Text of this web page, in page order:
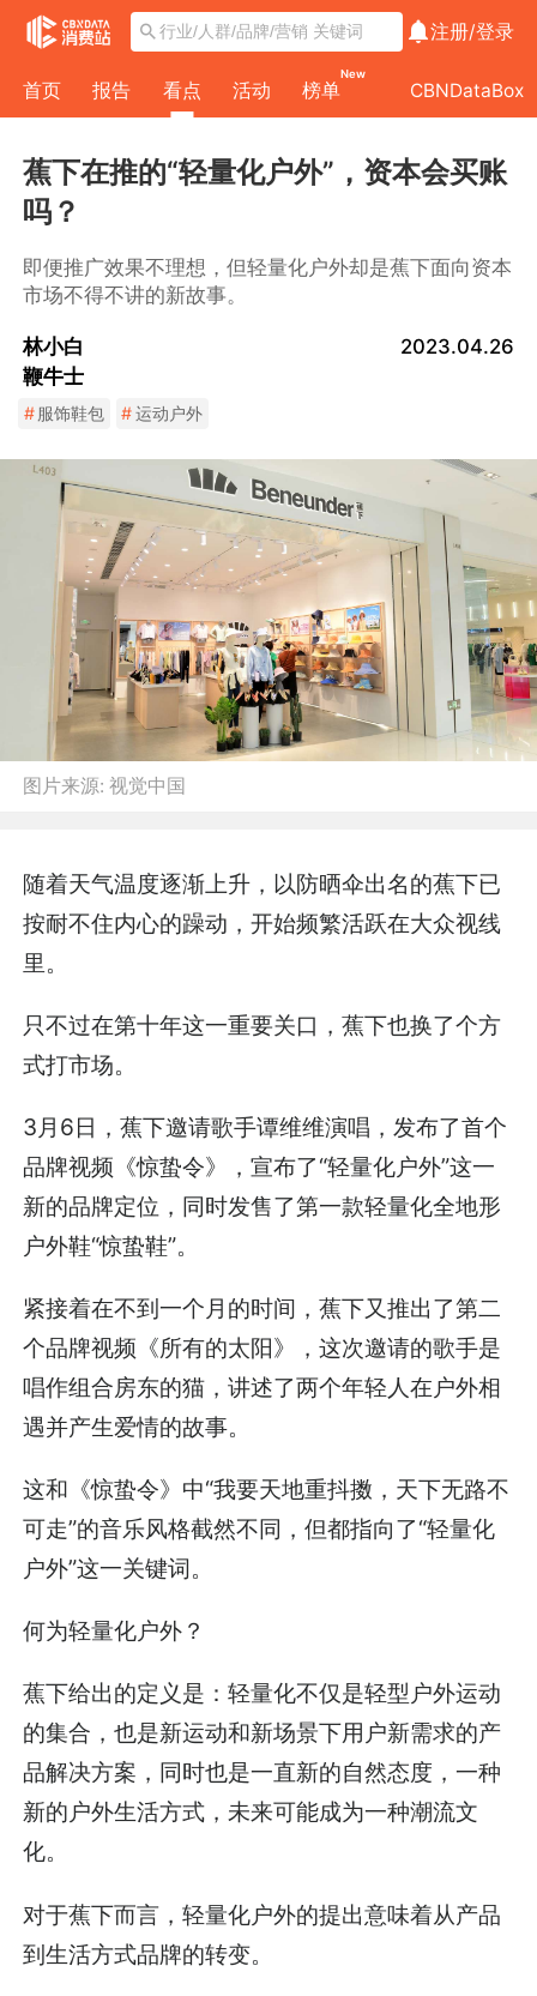
注册/登录
首页 报告 看点 活动 榜单
New
CBNDataBox
蕉下在推的“轻量化户外”，资本会买账
吗？
即便推广效果不理想，但轻量化户外却是蕉下面向资本
市场不得不讲的新故事。
林小白
鞭牛士
2023.04.26
#服饰鞋包 #运动户外
图片来源:视觉中国
随着天气温度逐渐上升，以防晒伞出名的蕉下已
按耐不住内心的躁动，开始频繁活跃在大众视线
里。
只不过在第十年这一重要关口，蕉下也换了个方
式打市场。
3月6日，蕉下邀请歌手谭维维演唱，发布了首个
品牌视频《惊蛰令》，宣布了“轻量化户外”这一
新的品牌定位，同时发售了第一款轻量化全地形
户外鞋“惊蛰鞋”。
紧接着在不到一个月的时间，蕉下又推出了第二
个品牌视频《所有的太阳》，这次邀请的歌手是
唱作组合房东的猫，讲述了两个年轻人在户外相
遇并产生爱情的故事。
这和《惊蛰令》中“我要天地重抖擞，天下无路不
可走”的音乐风格截然不同，但都指向了“轻量化
户外”这一关键词。
何为轻量化户外？
蕉下给出的定义是：轻量化不仅是轻型户外运动
的集合，也是新运动和新场景下用户新需求的产
品解决方案，同时也是一直新的自然态度，一种
新的户外生活方式，未来可能成为一种潮流文
化。
对于蕉下而言，轻量化户外的提出意味着从产品
到生活方式品牌的转变。